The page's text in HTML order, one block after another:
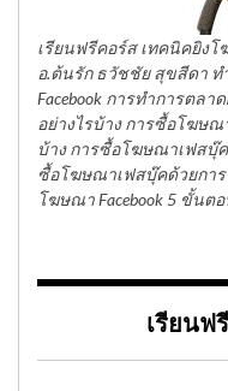
เรียนฟรีคอร์ส เทคนิคยิง
อ.ต้นรัก ธวัชชัย สุขสีดา
Facebook การทำการตลา
อย่างไรบ้าง การซื้อโฆษณ
บ้าง การซื้อโฆษณาเฟสบุ๊ค
ซื้อโฆษณาเฟสบุ๊คด้วยการ
โฆษณา Facebook 5 ขั้นตอ
เรียนฟ